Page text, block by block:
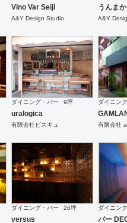
Vino Var Seiji
A&Y Design Studio
うんまか
A&Y
ダイニング・バー 9坪
uralogica
有限会社ビスキュ
ダイニン
有限会社
ダイニング・バー 26坪
versus
ダイニン
バー